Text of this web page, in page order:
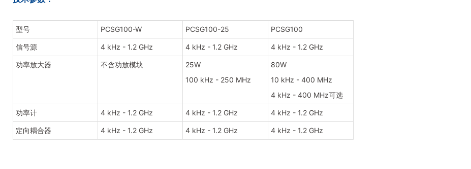
型号 PCSG100-W PCSG100-25 PCSG100
信号源 4 kHz - 1.2 GHz 4 kHz - 1.2 GHz 4 kHz - 1.2 GHz
功率放大器 不含功放模块
25W
100 kHz - 250 MHz
80W
10 kHz - 400 MHz
4 kHz - 400 MHz可选
功率计 4 kHz - 1.2 GHz 4 kHz - 1.2 GHz 4 kHz - 1.2 GHz
定向耦合器 4 kHz - 1.2 GHz 4 kHz - 1.2 GHz 4 kHz - 1.2 GHz